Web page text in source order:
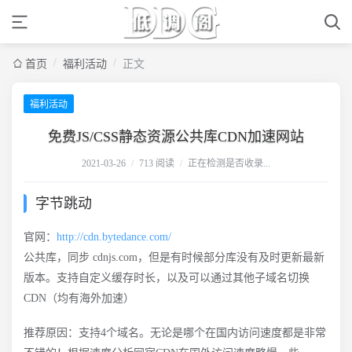
首页 / 福利活动 / 正文
福利活动
免费JS/CSS静态资源公共库CDN加速网站
2021-03-26 / 713 阅读 / 正在检测是否收录...
字节跳动
官网： http://cdn.bytedance.com/
公共库，同步 cdnjs.com，但是有时候部分库没有及时更新最新
版本。支持自定义缓存时长，以及可以通过其他子域名切换
CDN（均有海外加速）
推荐原因：支持4个域名。无论是哪个在国内访问速度都是非常